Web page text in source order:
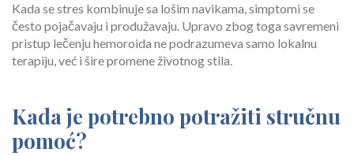
Kada se stres kombinuje sa lošim navikama, simptomi se
često pojačavaju i produžavaju. Upravo zbog toga savremeni
pristup lečenju hemoroida ne podrazumeva samo lokalnu
terapiju, već i šire promene životnog stila.
Kada je potrebno potražiti stručnu
pomoć?